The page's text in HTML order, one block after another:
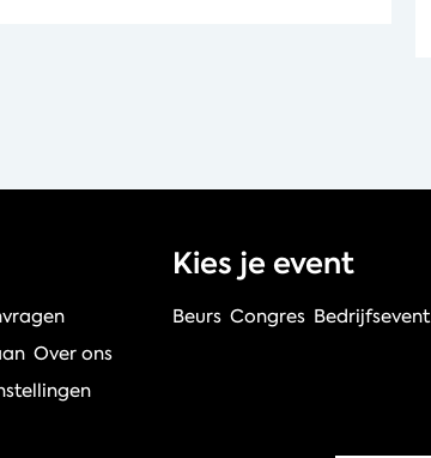
Over ons
Kies je event
Beurs Congres Bedrijfsevent